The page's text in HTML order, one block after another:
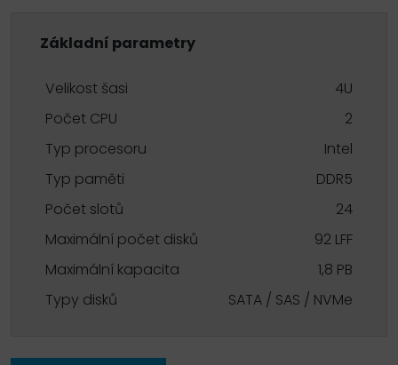
Základní parametry
Velikost šasi
4U
Počet CPU
2
Typ procesoru
Intel
Typ paměti
DDR5
Počet slotů
24
Maximální počet disků
92 LFF
Maximální kapacita
1,8 PB
Typy disků
SATA / SAS / NVMe